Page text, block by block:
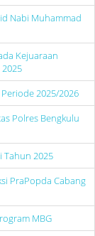
Nabi Muhammad
Kejuaraan
2025/2026
Polres Bengkulu
Tahun 2025
PraPopda Cabang
MBG